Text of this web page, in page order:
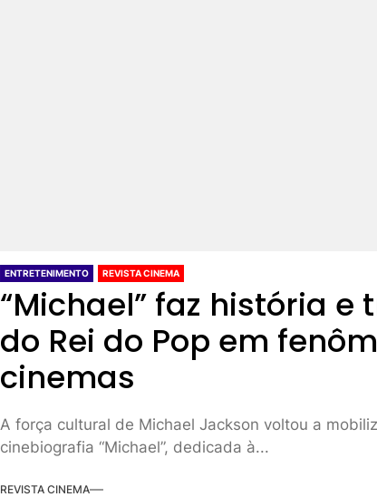
ENTRETENIMENTO REVISTA CINEMA
“Michael” faz história
do Rei do Pop em
cinemas
A força cultural de Michael Jackson voltou a
cinebiografia “Michael”, dedicada à...
REVISTA CINEMA